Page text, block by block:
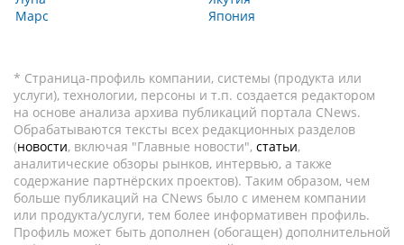
Марс
Япония
* Страница-профиль компании, системы (продукта или
услуги), технологии, персоны и т.п. создается редактором
на основе анализа архива публикаций портала CNews.
Обрабатываются тексты всех редакционных разделов
(новости, включая "Главные новости", статьи,
аналитические обзоры рынков, интервью, а также
содержание партнёрских проектов). Таким образом, чем
больше публикаций на CNews было с именем компании
или продукта/услуги, тем более информативен профиль.
Профиль может быть дополнен (обогащен) дополнительной